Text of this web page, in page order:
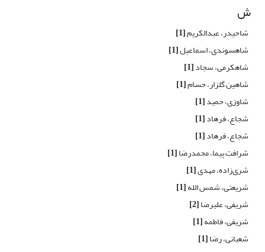
ش
شاحیدر، عبدالکریم[1]
شاهسوندی، اسماعیل[1]
شاهکرمی، سجاد[1]
شاهین گلزار، حسام[1]
شاوزی، حمید[1]
شجاع، فرهاد[1]
شجاع، فرهاد[1]
شرافت پیما، محمدرضا[1]
شری‌زاده، مهدی[1]
شریعتی، شمس الله[1]
شریفی، علیرضا[2]
شریفی، فاطمه[1]
شعبانی، رضا[1]